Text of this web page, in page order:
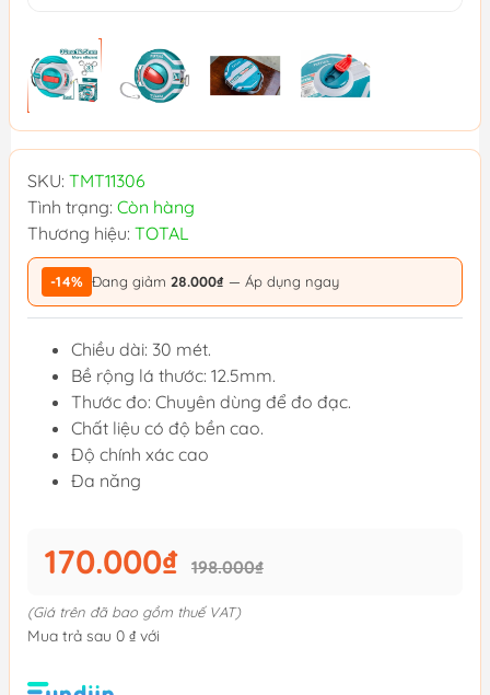
SKU: TMT11306
Tình trạng: Còn hàng
Thương hiệu: TOTAL
-14% Đang giảm 28.000₫ — Áp dụng ngay
Chiều dài: 30 mét.
Bề rộng lá thước: 12.5mm.
Thước đo: Chuyên dùng để đo đạc.
Chất liệu có độ bền cao.
Độ chính xác cao
Đa năng
170.000₫ 198.000₫
(Giá trên đã bao gồm thuế VAT)
Mua trả sau 0 ₫ với